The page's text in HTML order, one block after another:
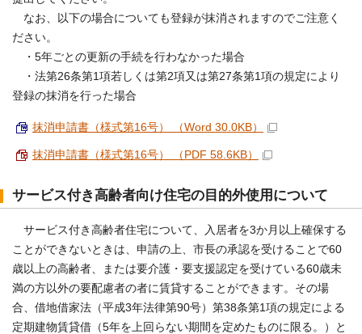
なお、以下の場合についても登録が抹消されますのでご注意く
ださい。
・5年ごとの更新の手続を行わなかった場合
・法第26条第1項若しくは第2項又は第27条第1項の規定により
登録の抹消を行った場合
抹消申請書（様式第16号） （Word 30.0KB）
抹消申請書（様式第16号） （PDF 58.6KB）
サービス付き高齢者向け住宅の目的外使用について
サービス付き高齢者住宅について、入居者を3か月以上確保する
ことができないときは、申請の上、市長の承認を受けることで60
歳以上の高齢者、または要介護・要支援認定を受けている60歳未
満の方以外の要配慮者の者に賃貸することができます。その場
合、借地借家法（平成3年法律第90号）第38条第1項の規定による
定期建物賃貸借（5年を上回らない期間を定めたものに限る。）と